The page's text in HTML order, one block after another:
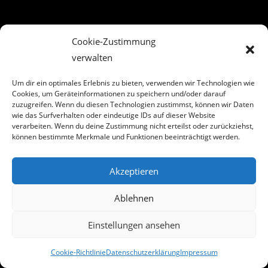
Cookie-Zustimmung
verwalten
Um dir ein optimales Erlebnis zu bieten, verwenden wir Technologien wie
Cookies, um Geräteinformationen zu speichern und/oder darauf
zuzugreifen. Wenn du diesen Technologien zustimmst, können wir Daten
wie das Surfverhalten oder eindeutige IDs auf dieser Website
verarbeiten. Wenn du deine Zustimmung nicht erteilst oder zurückziehst,
können bestimmte Merkmale und Funktionen beeinträchtigt werden.
Akzeptieren
Ablehnen
Einstellungen ansehen
Cookie-RichtlinieDatenschutzerklärungImpressum